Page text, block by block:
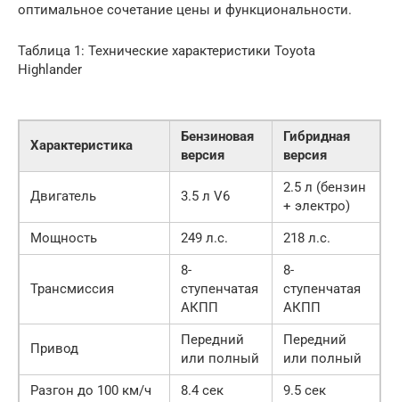
оптимальное сочетание цены и функциональности.
Таблица 1: Технические характеристики Toyota
Highlander
Характеристика
Бензиновая
версия
Гибридная
версия
Двигатель 3.5 л V6
2.5 л (бензин
+ электро)
Мощность
249 л.с. 218 л.с.
Трансмиссия
8-
ступенчатая
АКПП
8-
ступенчатая
АКПП
Привод
Передний
или полный
Передний
или полный
Разгон до 100 км/ч
8.4 сек
9.5 сек